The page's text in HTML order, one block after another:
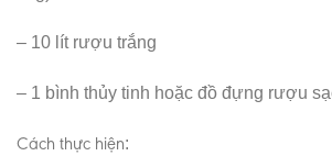
– 10 lít rượu trắng
– 1 bình thủy tinh hoặc đồ đựng rượu
Cách thực hiện: